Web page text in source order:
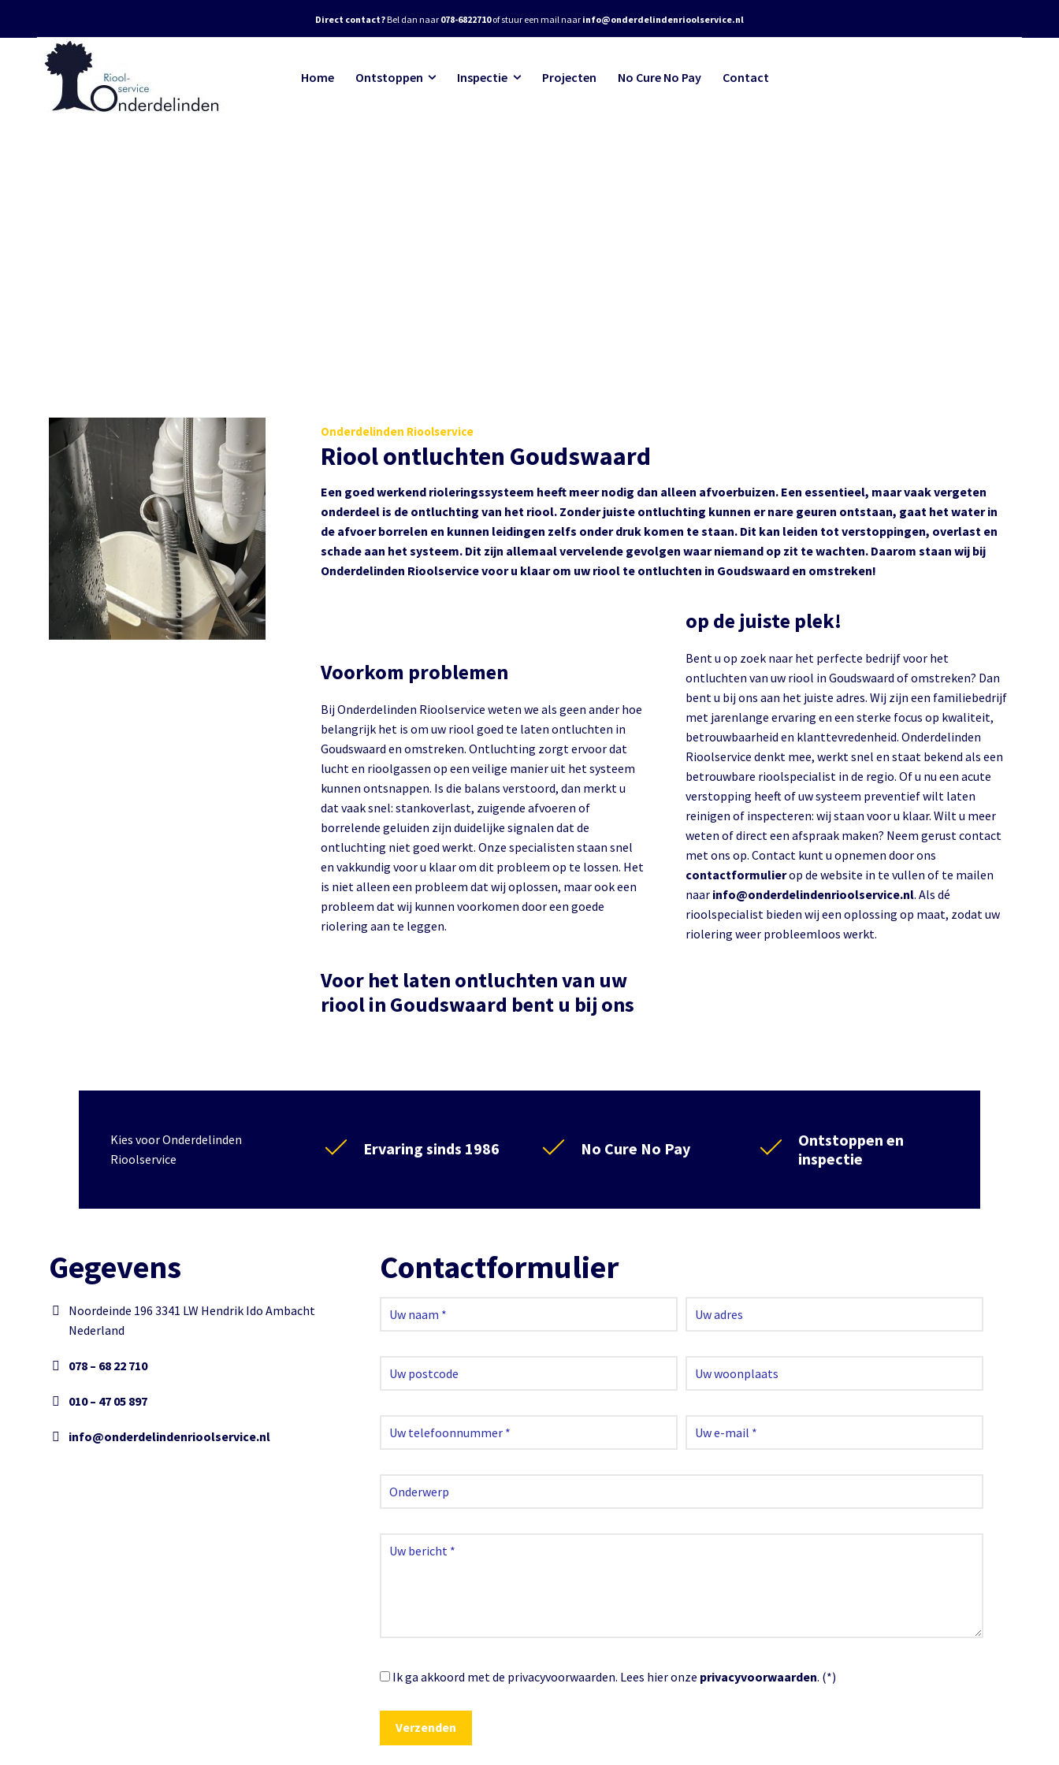
Direct contact?Bel dan naar 078-6822710of stuur een mail naar info@onderdelindenrioolservice.nl
Home Ontstoppen Inspectie Projecten No Cure No Pay Contact
Onderdelinden Rioolservice
Riool ontluchten Goudswaard
Een goed werkend rioleringssysteem heeft meer nodig dan alleen afvoerbuizen. Een essentieel, maar vaak vergeten
onderdeel is de ontluchting van het riool. Zonder juiste ontluchting kunnen er nare geuren ontstaan, gaat het water in
de afvoer borrelen en kunnen leidingen zelfs onder druk komen te staan. Dit kan leiden tot verstoppingen, overlast en
schade aan het systeem. Dit zijn allemaal vervelende gevolgen waar niemand op zit te wachten. Daarom staan wij bij
Onderdelinden Rioolservice voor u klaar om uw riool te ontluchten in Goudswaard en omstreken!
Voorkom problemen
Bij Onderdelinden Rioolservice weten we als geen ander hoe
belangrijk het is om uw riool goed te laten ontluchten in
Goudswaard en omstreken. Ontluchting zorgt ervoor dat
lucht en rioolgassen op een veilige manier uit het systeem
kunnen ontsnappen. Is die balans verstoord, dan merkt u
dat vaak snel: stankoverlast, zuigende afvoeren of
borrelende geluiden zijn duidelijke signalen dat de
ontluchting niet goed werkt. Onze specialisten staan snel
en vakkundig voor u klaar om dit probleem op te lossen. Het
is niet alleen een probleem dat wij oplossen, maar ook een
probleem dat wij kunnen voorkomen door een goede
riolering aan te leggen.
Voor het laten ontluchten van uw
riool in Goudswaard bent u bij ons
op de juiste plek!
Bent u op zoek naar het perfecte bedrijf voor het
ontluchten van uw riool in Goudswaard of omstreken? Dan
bent u bij ons aan het juiste adres. Wij zijn een familiebedrijf
met jarenlange ervaring en een sterke focus op kwaliteit,
betrouwbaarheid en klanttevredenheid. Onderdelinden
Rioolservice denkt mee, werkt snel en staat bekend als een
betrouwbare rioolspecialist in de regio. Of u nu een acute
verstopping heeft of uw systeem preventief wilt laten
reinigen of inspecteren: wij staan voor u klaar. Wilt u meer
weten of direct een afspraak maken? Neem gerust contact
met ons op. Contact kunt u opnemen door ons
contactformulierop de website in te vullen of te mailen
naar info@onderdelindenrioolservice.nl. Als dé
rioolspecialist bieden wij een oplossing op maat, zodat uw
riolering weer probleemloos werkt.
Kies voor Onderdelinden
Rioolservice
Ervaring sinds 1986 No Cure No Pay
Ontstoppen en
inspectie
Gegevens
Noordeinde 196 3341 LW Hendrik Ido Ambacht
Nederland
078 – 68 22 710
010 – 47 05 897
info@onderdelindenrioolservice.nl
Contactformulier
Ik ga akkoord met de privacyvoorwaarden. Lees hier onze privacyvoorwaarden. (*)